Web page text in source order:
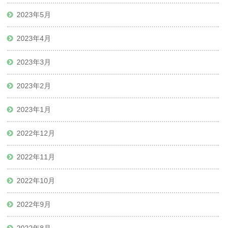
2023年5月
2023年4月
2023年3月
2023年2月
2023年1月
2022年12月
2022年11月
2022年10月
2022年9月